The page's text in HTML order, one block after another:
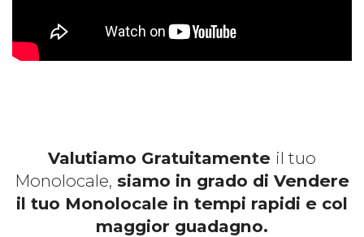
Valutiamo Gratuitamente il tuo
Monolocale, siamo in grado di Vendere
il tuo Monolocale in tempi rapidi e col
maggior guadagno.